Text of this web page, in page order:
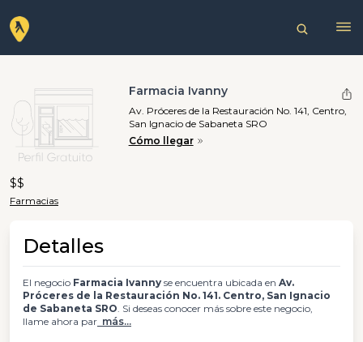
Farmacia Ivanny
Av. Próceres de la Restauración No. 141, Centro,
San Ignacio de Sabaneta SRO
Cómo llegar
$$
Farmacias
Detalles
El negocio Farmacia Ivanny se encuentra ubicada en Av.
Próceres de la Restauración No. 141. Centro, San Ignacio
de Sabaneta SRO. Si deseas conocer más sobre este negocio,
llame ahora par más...